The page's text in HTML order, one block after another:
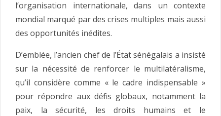
l’organisation internationale, dans un contexte
mondial marqué par des crises multiples mais aussi
des opportunités inédites.
D’emblée, l’ancien chef de l’État sénégalais a insisté
sur la nécessité de renforcer le multilatéralisme,
qu’il considère comme « le cadre indispensable »
pour répondre aux défis globaux, notamment la
paix, la sécurité, les droits humains et le